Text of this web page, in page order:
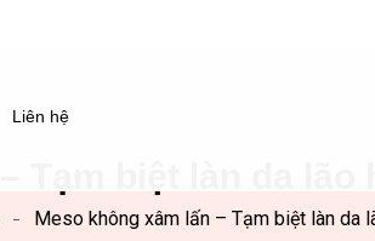
Liên hệ
Meso không xâm lấn – Tạm biệt làn da